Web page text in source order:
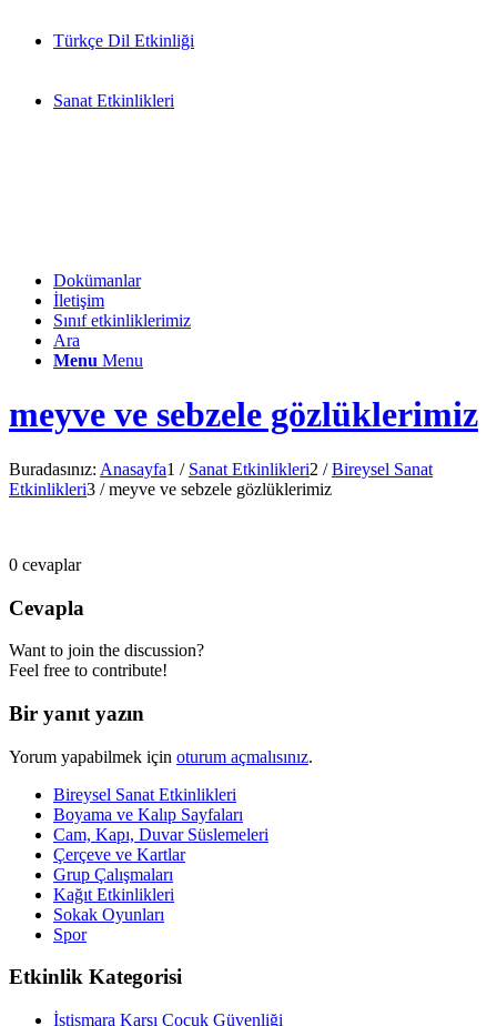
Türkçe Dil Etkinliği
Sanat Etkinlikleri
Dokümanlar
İletişim
Sınıf etkinliklerimiz
Ara
Menu Menu
meyve ve sebzele gözlüklerimiz
Buradasınız: Anasayfa1 / Sanat Etkinlikleri2 / Bireysel Sanat
Etkinlikleri3 / meyve ve sebzele gözlüklerimiz
0 cevaplar
Cevapla
Want to join the discussion?
Feel free to contribute!
Bir yanıt yazın
Yorum yapabilmek için oturum açmalısınız.
Bireysel Sanat Etkinlikleri
Boyama ve Kalıp Sayfaları
Cam, Kapı, Duvar Süslemeleri
Çerçeve ve Kartlar
Grup Çalışmaları
Kağıt Etkinlikleri
Sokak Oyunları
Spor
Etkinlik Kategorisi
İstismara Karşı Çocuk Güvenliği